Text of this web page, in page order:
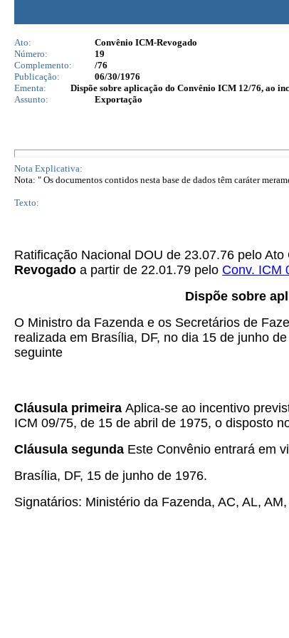
Ato:
Convênio ICM-Revogado
Número:
19
Complemento:
/76
Publicação:
06/30/1976
Ementa:
Dispõe sobre aplicação do Convênio ICM 12/76, ao
Assunto:
Exportação
Nota Explicativa:
Nota: " Os documentos contidos nesta base de dados têm caráter
Texto:
Ratificação Nacional DOU de 23.07.76 pelo Ato
Revogado a partir de 22.01.79 pelo Conv. ICM
Dispõe sobre
O Ministro da Fazenda e os Secretários de
realizada em Brasília, DF, no dia 15 de junho
seguinte
Cláusula primeira Aplica-se ao incentivo
ICM 09/75, de 15 de abril de 1975, o disposto
Cláusula segunda Este Convênio entrará em
Brasília, DF, 15 de junho de 1976.
Signatários: Ministério da Fazenda, AC, AL,